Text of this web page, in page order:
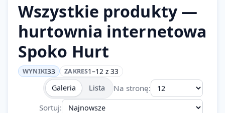
Deliveries
AI projects
Reservations
Cart
Wszystkie produkty —
hurtownia internetowa
Spoko Hurt
WYNIKI33 ZAKRES1–12 z 33
Galeria
Lista
Na stronę:
Sortuj: